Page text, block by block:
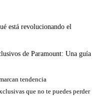
está revolucionando el
de Paramount: Una guía
tendencia
que no te puedes perder